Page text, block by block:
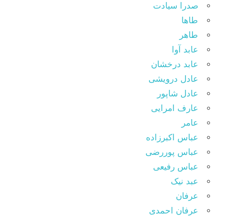
صدرا سیادت
طاها
طاهر
عابد آوا
عابد درخشان
عادل درویشی
عادل شاپور
عارف امرایی
عامر
عباس اکبرزاده
عباس پوررضی
عباس رفیعی
عبد نیک
عرفان
عرفان احمدی